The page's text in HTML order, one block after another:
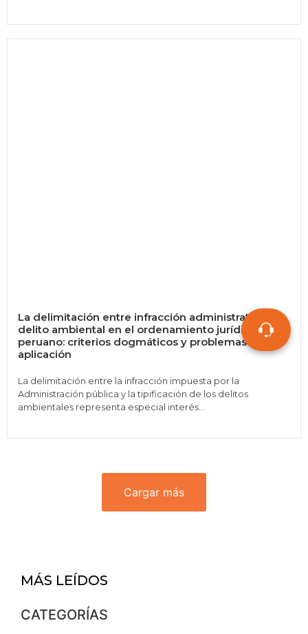
La delimitación entre infracción administrativa y
delito ambiental en el ordenamiento jurídico
peruano: criterios dogmáticos y problemas de
aplicación
La delimitación entre la infracción impuesta por la
Administración pública y la tipificación de los delitos
ambientales representa especial interés...
Cargar más
MÁS LEÍDOS
CATEGORÍAS